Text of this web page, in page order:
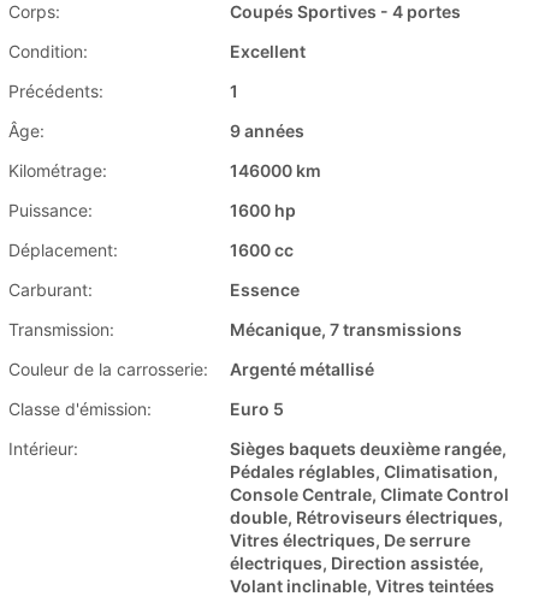
Corps:
Coupés Sportives - 4 portes
Condition:
Excellent
Précédents:
1
Âge:
9 années
Kilométrage:
146000 km
Puissance:
1600 hp
Déplacement:
1600 cc
Carburant:
Essence
Transmission:
Mécanique, 7 transmissions
Couleur de la carrosserie:
Argenté métallisé
Classe d'émission:
Euro 5
Intérieur:
Sièges baquets deuxième rangée,
Pédales réglables, Climatisation,
Console Centrale, Climate Control
double, Rétroviseurs électriques,
Vitres électriques, De serrure
électriques, Direction assistée,
Volant inclinable, Vitres teintées